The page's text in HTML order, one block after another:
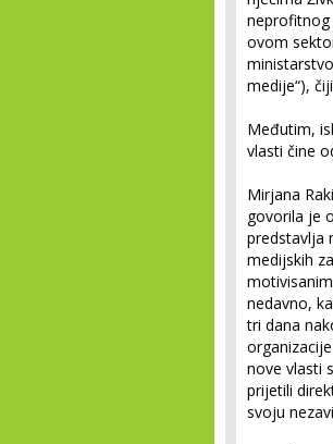
neprofitnog
ovom
medije“),
Međutim,
vlasti čine
Mirjana
govorila je
predstavlja
medijskih
nedavno,
tri dana
nove vlasti
prijetili
svoju